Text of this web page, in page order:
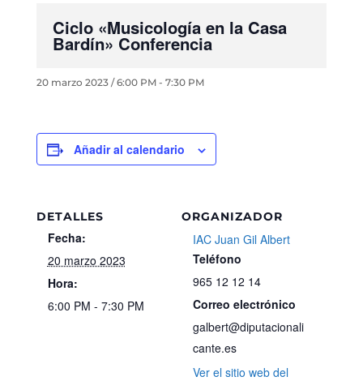
Ciclo «Musicología en la Casa
Bardín» Conferencia
20 marzo 2023 / 6:00 PM- 7:30 PM
Añadir al calendario
DETALLES
Fecha:
20 marzo 2023
Hora:
6:00 PM - 7:30 PM
ORGANIZADOR
IAC Juan Gil Albert
Teléfono
965 12 12 14
Correo electrónico
galbert@diputacionali
cante.es
Ver el sitio web del